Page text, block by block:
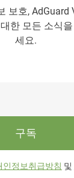
보호, AdGuard
한 모든 소식
세요.
구독
인정보취급방침 및